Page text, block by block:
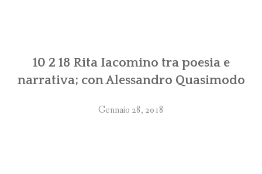
10 2 18 Rita Iacomino tra poesia e
narrativa; con Alessandro Quasimodo
Gennaio 28, 2018